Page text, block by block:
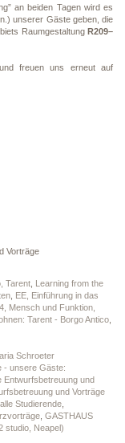
an beiden Tagen wird es
unserer Gäste geben, die
RaumgestaltungR209–
freuen uns erneut auf
Vorträge
Tarent Learning from the
EE, Einführung in das
Mensch und Funktion,
Tarent - Borgo Antico
Schroeter
- unsere Gäste:
Entwurfsbetreuung und
und Vorträge
Studierende
GASTHAUS
studio, Neapel)